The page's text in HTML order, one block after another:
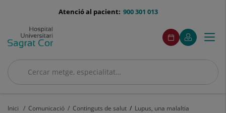
menu-
900 301 013
Atenció al pacient:
Cercar
Cercar
menuAcceso
Demaneu
cita
Aquest
enllaç
s'obrirà
una
El
meu
Aquest
enllaç
s'obrirà
una
finestra
Menú
Inici Comunicació Continguts de salut
Lupus, una malaltia